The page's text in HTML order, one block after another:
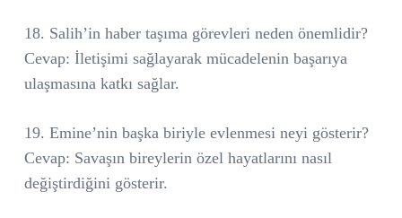
18. Salih’in haber taşıma görevleri neden önemlidir?
Cevap: İletişimi sağlayarak mücadelenin başarıya
ulaşmasına katkı sağlar.
19. Emine’nin başka biriyle evlenmesi neyi gösterir?
Cevap: Savaşın bireylerin özel hayatlarını nasıl
değiştirdiğini gösterir.